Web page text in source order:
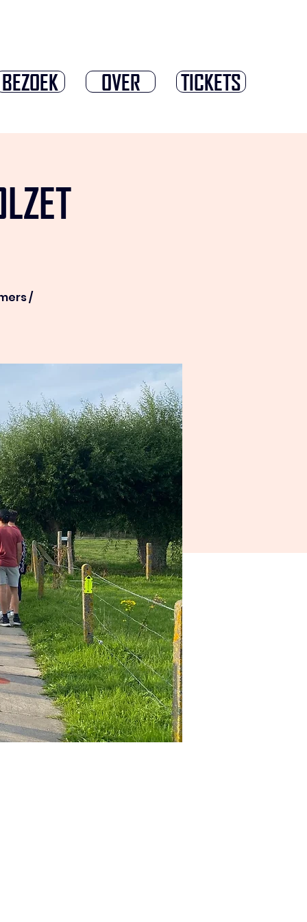
TICKETS
OVER
BEZOEK
/